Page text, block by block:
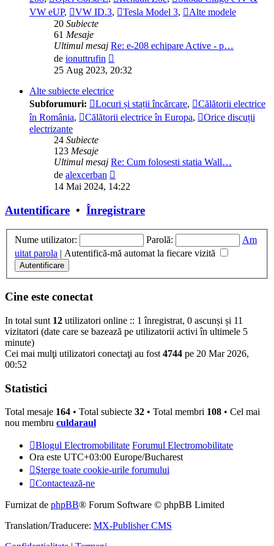
VW eUP, VW ID.3, Tesla Model 3,
Alte modele
20 Subiecte
61 Mesaje
Ultimul mesaj Re: e-208 echipare Active - p…
de ionuttrufin
ultimul
25 Aug 2023, 20:32
Alte subiecte electrice
Subforumuri:
Locuri și stații încărcare,
Călătorii electrice
în România, Călătorii electrice în Europa,
Orice discuții
electrizante
24 Subiecte
123 Mesaje
Ultimul mesaj Re: Cum folosesti statia Wall…
de alexcerban
ultimul
14 Mai 2024, 14:22
Autentificare • Înregistrare
Nume utilizator: Parolă:
Am
uitat parola | Autentifică-mă automat la fiecare vizită
Cine este conectat
In total sunt 12 utilizatori online :: 1 înregistrat, 0 ascunși și 11
vizitatori (date care se bazează pe utilizatorii activi în ultimele 5
minute)
Cei mai mulţi utilizatori conectaţi au fost 4744 pe 20 Mar 2026,
00:52
Statistici
Total mesaje 164 • Total subiecte 32 • Total membri 108 • Cel mai
nou membru culdaraul
Blogul Electromobilitate Forumul Electromobilitate
Ora este UTC+03:00 Europe/Bucharest
Şterge toate cookie-urile forumului
Contactează-ne
Furnizat de phpBB® Forum Software © phpBB Limited
Translation/Traducere: MX-Publisher CMS